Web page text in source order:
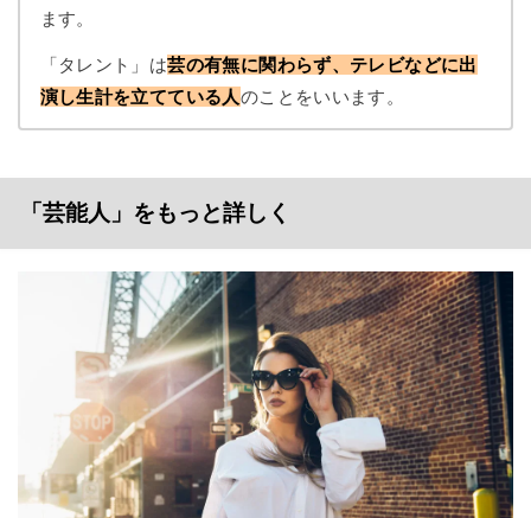
ます。
「タレント」は芸の有無に関わらず、テレビなどに出
演し生計を立てている人のことをいいます。
「芸能人」をもっと詳しく